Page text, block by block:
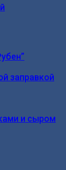
заправкой
и сыром